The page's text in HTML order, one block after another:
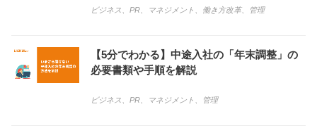
ビジネス PR マネジメント 働き方改革、 管理
【5分でわかる】中途入社の「年末調整」の
必要書類や手順を解説
ビジネス PR マネジメント 管理